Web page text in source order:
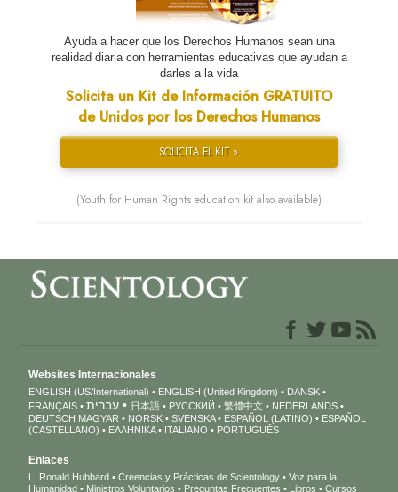
Ayuda a hacer que los Derechos Humanos sean una
realidad diaria con herramientas educativas que ayudan a
darles a la vida
Solicita un Kit de Información GRATUITO
de Unidos por los Derechos Humanos
SOLICITA EL KIT »
(Youth for Human Rights education kit also available)
Websites Internacionales
ENGLISH (US/International) ENGLISH (United Kingdom)
DANSK
FRANÇAIS
עברית 日本語 РУССКИЙ 繁體中文
NEDERLANDS
DEUTSCH MAGYAR NORSK SVENSKA ESPAÑOL (LATINO)
ESPAÑOL
(CASTELLANO)
ΕΛΛΗΝΙΚA ITALIANO PORTUGUÊS
Enlaces
L. Ronald Hubbard Creencias y Prácticas de Scientology
Voz para la
Humanidad
Ministros Voluntarios Preguntas Frecuentes Libros Cursos